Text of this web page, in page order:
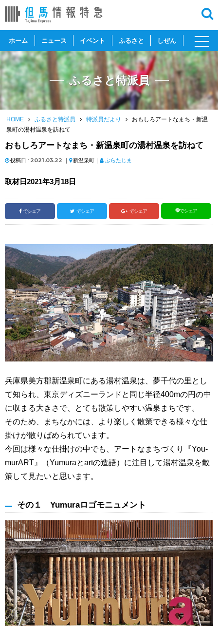
ホーム ニュース イベント ふるさと しぜん
toggle
ふるさと特派員
HOME ふるさと特派員 特派員だより
おもしろアートなまち・新温
泉町の湯村温泉を訪ねて
おもしろアートなまち・新温泉町の湯村温泉を訪ねて
投稿日 : 2021.03.22 ｜ 新温泉町｜ ぶらたじま
取材日2021年3月18日
でシェア でシェア でシェア でシェア
兵庫県美方郡新温泉町にある湯村温泉は、夢千代の里とし
て知られ、東京ディズニーランドと同じ半径400mの円の中
に収まる大きさで、とても散策しやすい温泉まちです。
そのため、まちなかには、より楽しく散策できる様々な仕
掛けが散りばめられています。
今回は様々な仕掛けの中でも、アートなまちづくり『You-
murART』（Yumuraとartの造語）に注目して湯村温泉を散
策して見たいと思います。
その１ Yumuraロゴモニュメント